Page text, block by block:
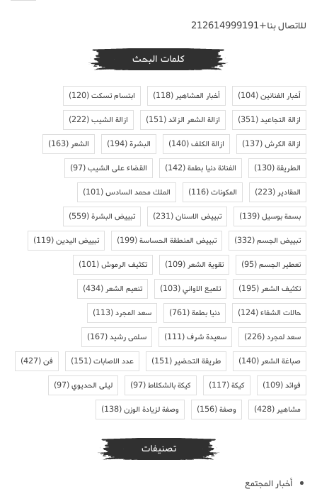
للاتصال بنا+212614999191
كلمات البحث
أخبار الفنانين(104) أخبار المشاهير(118) ابتسام تسكت(120)
ازالة التجاعيد(351) ازالة الشعر الزائد(151) ازالة الشيب(222)
ازالة الكرش(137) ازالة الكلف(140) البشرة(194) الشعر(163)
الطريقة(130) الفنانة دنيا بطمة(142) القضاء على الشيب(97)
المقادير(223) المكونات(116) الملك محمد السادس(101)
بسمة بوسيل(139) تبييض الاسنان(231) تبييض البشرة(559)
تبييض الجسم(332) تبييض المنطقة الحساسة(199) تبييض اليدين(119)
تعطير الجسم(95) تقوية الشعر(109) تكثيف الرموش(101)
تكثيف الشعر(195) تلميع الاواني(103) تنعيم الشعر(434)
حالات الشفاء(124) دنيا بطمة(761) سعد المجرد(113)
سعد لمجرد(226) سعيدة شرف(111) سلمى رشيد(167)
صباغة الشعر(140) طريقة التحضير(151) عدد الاصابات(151) فن(427)
فوائد(109) كيكة(117) كيكة بالشكلاط(97) ليلى الحديوي(97)
مشاهير(428) وصفة(156) وصفة لزيادة الوزن(138)
تصنيفات
أخبار المجتمع